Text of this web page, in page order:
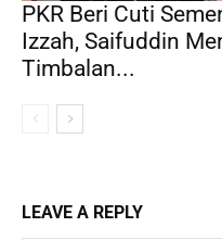
PKR Beri Cuti
Izzah, Saifuddin
Timbalan...
LEAVE A REPLY